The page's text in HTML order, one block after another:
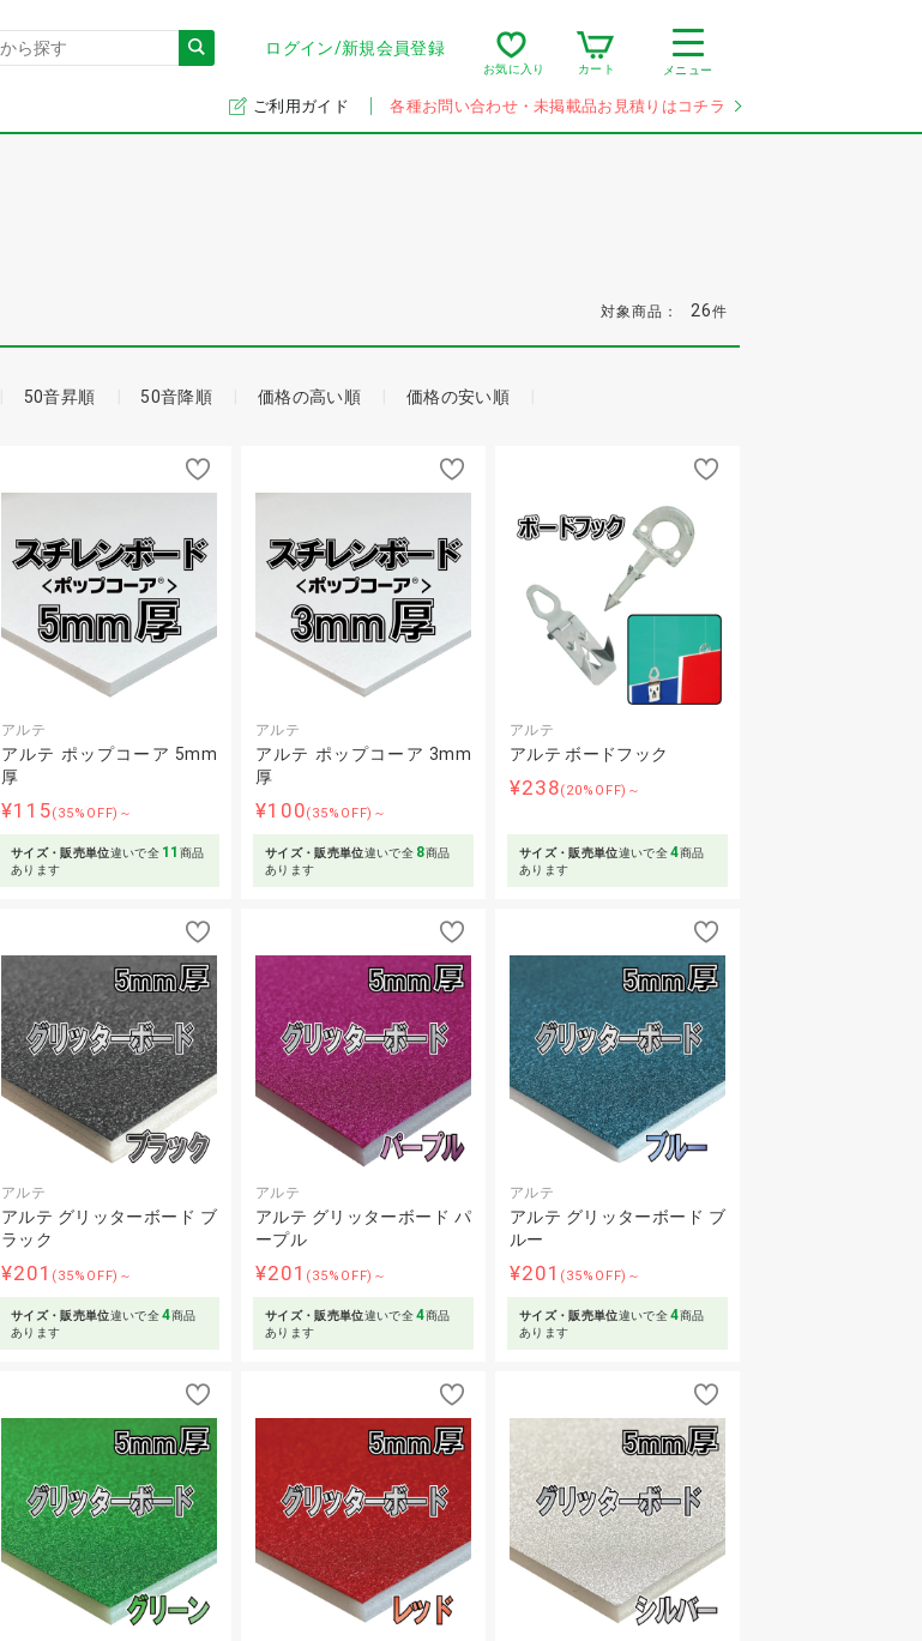
ログイン/新規会員登録
お気に入り カート メニュー
ご利用ガイド 各種お問い合わせ・未掲載品お見積りはコチラ
対象商品： 26件
50音昇順 50音降順 価格の高い順 価格の安い順
アルテ
アルテ ポップコーア 5mm
厚
¥115(35%OFF)～
サイズ・販売単位違いで全 11 商品
あります
アルテ
アルテ ポップコーア 3mm
厚
¥100(35%OFF)～
サイズ・販売単位違いで全 8商品
あります
アルテ
アルテ ボードフック
¥238(20%OFF)～
サイズ・販売単位違いで全4商品
あります
アルテ
アルテ グリッターボード ブ
ラック
¥201 (35%OFF)～
サイズ・販売単位違いで全4商品
あります
アルテ
アルテ グリッターボード パ
ープル
¥201 (35%OFF)～
サイズ・販売単位違いで全4商品
あります
アルテ
アルテ グリッターボード ブ
ルー
¥201 (35%OFF)～
サイズ・販売単位違いで全4商品
あります